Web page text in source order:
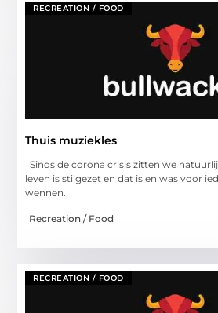
RECREATION / FOOD
Thuis muziekles
Sinds de corona crisis zitten we
leven is stilgezet en dat is en was voor
wennen.
Recreation / Food
RECREATION / FOOD